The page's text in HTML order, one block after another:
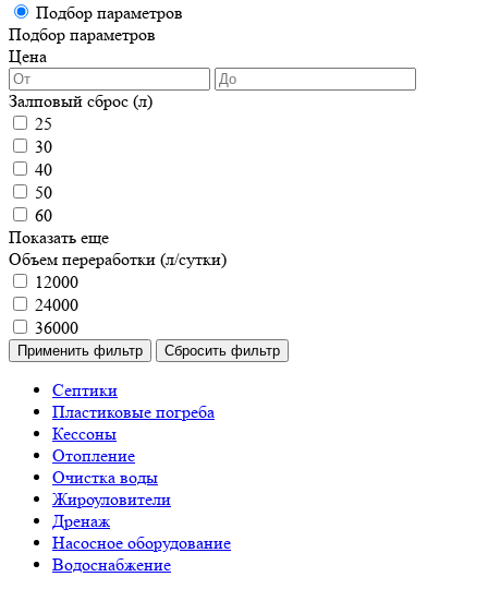
Подбор параметров
Подбор параметров
Цена
Залповый сброс (л)
25
30
40
50
60
Показать еще
Объем переработки (л/сутки)
12000
24000
36000
Септики
Пластиковые погреба
Кессоны
Отопление
Очистка воды
Жироуловители
Дренаж
Насосное оборудование
Водоснабжение